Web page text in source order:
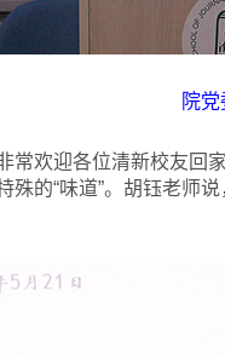
院
常欢迎各位清新校友回
殊的“味道”。胡钰老师